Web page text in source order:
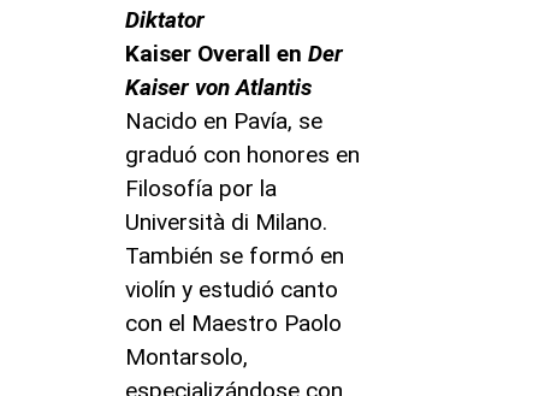
Diktator
Kaiser Overall en Der
Kaiser von Atlantis
Nacido en Pavía, se
graduó con honores en
Filosofía por la
Università di Milano.
También se formó en
violín y estudió canto
con el Maestro Paolo
Montarsolo,